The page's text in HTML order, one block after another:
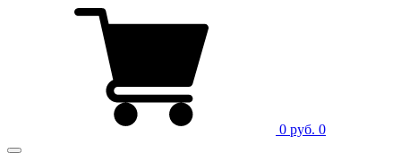
0 руб. 0